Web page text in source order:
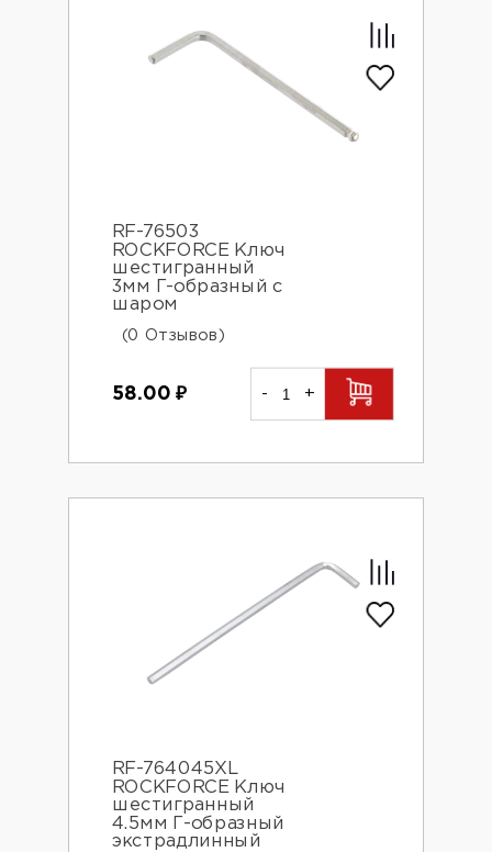
RF-76503
ROCKFORCE Ключ
шестигранный
3мм Г-образный с
шаром
(0 Отзывов)
58.00 ₽ - +
RF-764045XL
ROCKFORCE Ключ
шестигранный
4.5мм Г-образный
экстрадлинный